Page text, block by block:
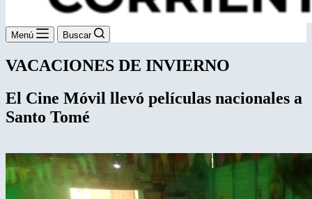
Menú Buscar
VACACIONES DE INVIERNO
El Cine Móvil llevó películas nacionales a
Santo Tomé